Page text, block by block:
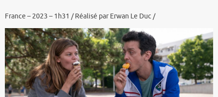
France – 2023 – 1h31 / Réalisé par Erwan Le Duc /